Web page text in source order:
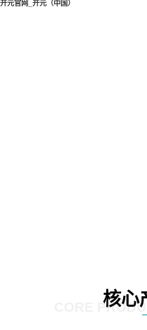
开元官网_开元（中国）
核心
CORE